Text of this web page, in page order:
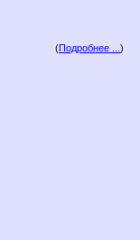
(Подробнее ...)